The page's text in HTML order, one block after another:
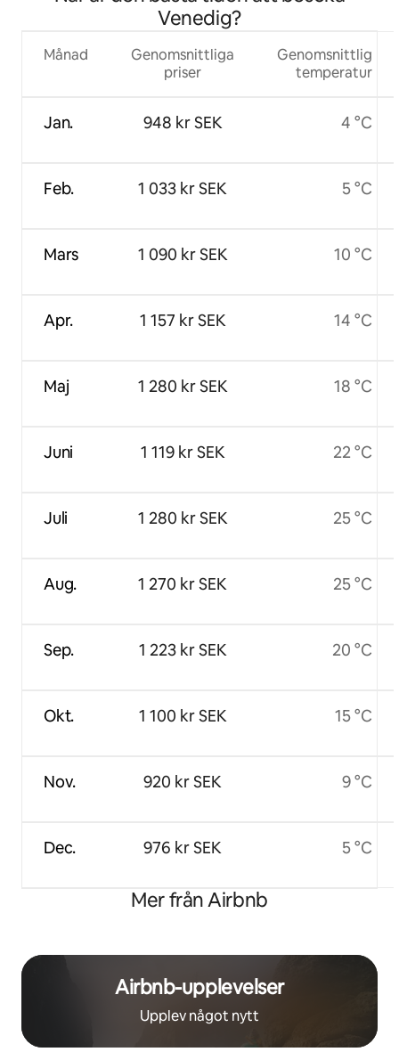
Venedig?
Månad
Jan.
Feb.
Mars
Apr.
Maj
Juni
Juli
Aug.
Sep.
Okt.
Nov.
Dec.
Genomsnittliga
priser
948 kr SEK
1 033 kr SEK
1 090 kr SEK
1 157 kr SEK
1 280 kr SEK
1 119 kr SEK
1 280 kr SEK
1 270 kr SEK
1 223 kr SEK
1 100 kr SEK
920 kr SEK
976 kr SEK
Genomsnittlig
temperatur
4 °C
5 °C
10 °C
14 °C
18 °C
22 °C
25 °C
25 °C
20 °C
15 °C
9 °C
5 °C
Mer från Airbnb
Airbnb-upplevelser
Upplev något nytt